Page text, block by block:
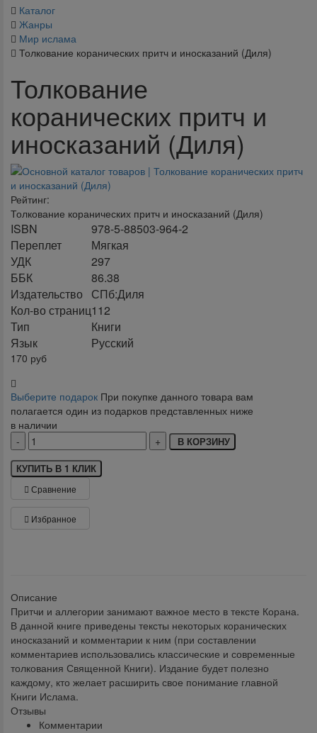
Каталог
Жанры
Мир ислама
Толкование коранических притч и иносказаний (Диля)
Толкование
коранических притч и
иносказаний (Диля)
Рейтинг:
Толкование коранических притч и иносказаний (Диля)
ISBN
978-5-88503-964-2
Переплет
Мягкая
УДК
297
ББК
86.38
Издательство
СПб:Диля
Кол-во страниц112
Тип
Книги
Язык
Русский
170 руб
Выберите подарок При покупке данного товара вам
полагается один из подарков представленных ниже
в наличии
В КОРЗИНУ
КУПИТЬ В 1 КЛИК
Сравнение
Избранное
Описание
Притчи и аллегории занимают важное место в тексте Корана.
В данной книге приведены тексты некоторых коранических
иносказаний и комментарии к ним (при составлении
комментариев использовались классические и современные
толкования Священной Книги). Издание будет полезно
каждому, кто желает расширить свое понимание главной
Книги Ислама.
Отзывы
Комментарии